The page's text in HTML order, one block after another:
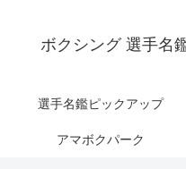
ボクシング 選手
選手名鑑ピックアップ
アマボクパーク